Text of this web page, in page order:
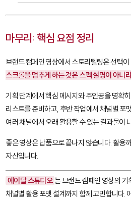
마무리: 핵심 요점 정리
브랜드 캠페인 영상에서 스토리텔링은 선택이
스크롤을 멈추게 하는 것은 스펙 설명이 아니
기획 단계에서 핵심 메시지와 주인공을 명확
리스트를 준비하고, 후반 작업에서 채널별 포
여러 채널에서 오래 활용할 수 있는 결과물이
좋은 영상은 납품으로 끝나지 않습니다. 활용
자산입니다.
에이달 스튜디오 는 브랜드 캠페인 영상의
채널별 활용 포맷 설계까지 함께 고민합니다.